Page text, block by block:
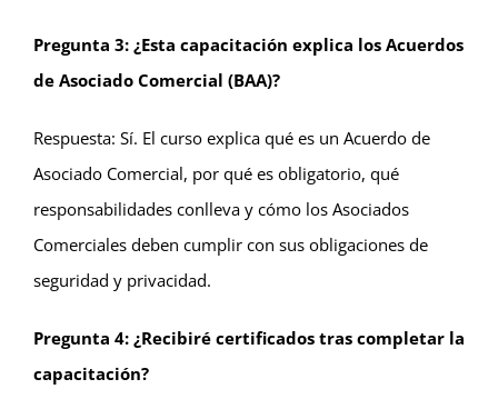
Pregunta 3: ¿Esta capacitación explica los Acuerdos
de Asociado Comercial (BAA)?
Respuesta: Sí. El curso explica qué es un Acuerdo de
Asociado Comercial, por qué es obligatorio, qué
responsabilidades conlleva y cómo los Asociados
Comerciales deben cumplir con sus obligaciones de
seguridad y privacidad.
Pregunta 4: ¿Recibiré certificados tras completar la
capacitación?